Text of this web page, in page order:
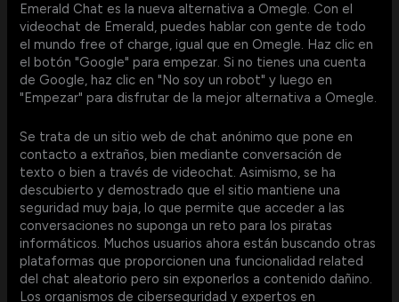
Emerald Chat es la nueva alternativa a Omegle. Con el
videochat de Emerald, puedes hablar con gente de todo
el mundo free of charge, igual que en Omegle. Haz clic en
el botón "Google" para empezar. Si no tienes una cuenta
de Google, haz clic en "No soy un robot" y luego en
"Empezar" para disfrutar de la mejor alternativa a Omegle.
Se trata de un sitio web de chat anónimo que pone en
contacto a extraños, bien mediante conversación de
texto o bien a través de videochat. Asimismo, se ha
descubierto y demostrado que el sitio mantiene una
seguridad muy baja, lo que permite que acceder a las
conversaciones no suponga un reto para los piratas
informáticos. Muchos usuarios ahora están buscando otras
plataformas que proporcionen una funcionalidad related
del chat aleatorio pero sin exponerlos a contenido dañino.
Los organismos de ciberseguridad y expertos en